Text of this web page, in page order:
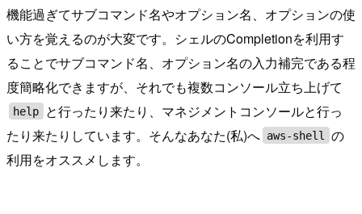
機能過ぎてサブコマンド名やオプション名、オプションの使
い方を覚えるのが大変です。シェルのCompletionを利用す
ることでサブコマンド名、オプション名の入力補完である程
度簡略化できますが、それでも複数コンソール立ち上げて
help
と行ったり来たり、マネジメントコンソールと行っ
たり来たりしています。そんなあなた(私)へ aws-shell
の
利用をオススメします。